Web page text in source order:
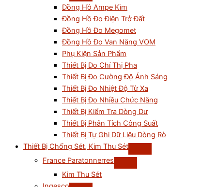
Đồng Hồ Ampe Kìm
Đồng Hồ Đo Điện Trở Đất
Đồng Hồ Đo Megomet
Đồng Hồ Đo Vạn Năng VOM
Phụ Kiện Sản Phẩm
Thiết Bị Đo Chỉ Thị Pha
Thiết Bị Đo Cường Độ Ánh Sáng
Thiết Bị Đo Nhiệt Độ Từ Xa
Thiết Bị Đo Nhiều Chức Năng
Thiết Bị Kiểm Tra Dòng Dư
Thiết Bị Phân Tích Công Suất
Thiết Bị Tự Ghi Dữ Liệu Dòng Rò
Thiết Bị Chống Sét, Kim Thu Sét
France Paratonnerres
Kim Thu Sét